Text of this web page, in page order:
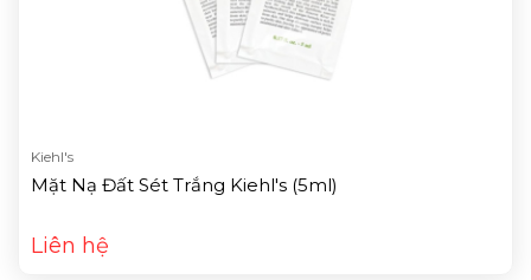
Kiehl's
Mặt Nạ Đất Sét Trắng Kiehl's (5ml)
Liên hệ